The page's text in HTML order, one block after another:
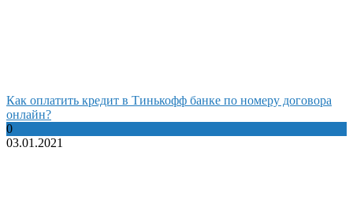
Как оплатить кредит в Тинькофф банке по номеру договора
онлайн?
0
03.01.2021